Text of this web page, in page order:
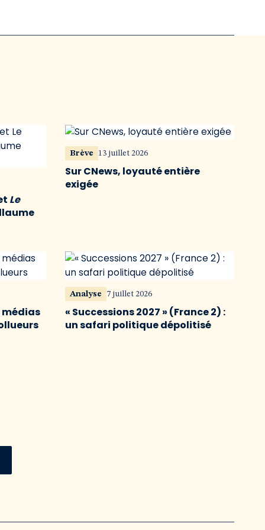
Le
Brève 13 juillet 2026
Sur CNews, loyauté entière
exigée
médias
Analyse 7 juillet 2026
« Successions 2027 » (France 2) :
un safari politique dépolitisé